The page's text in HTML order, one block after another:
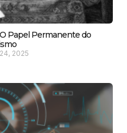
Papel Permanente do
2025